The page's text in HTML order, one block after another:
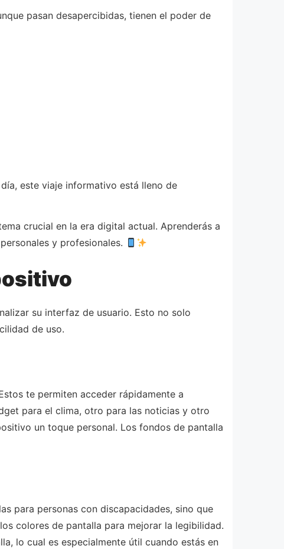
pasan desapercibidas, tienen el poder de
este viaje informativo está lleno de
crucial en la era digital actual. Aprenderás a
y profesionales.
su interfaz de usuario. Esto no solo
de uso.
te permiten acceder rápidamente a
para el clima, otro para las noticias y otro
un toque personal. Los fondos de pantalla
para personas con discapacidades, sino que
colores de pantalla para mejorar la legibilidad.
lo cual es especialmente útil cuando estás en